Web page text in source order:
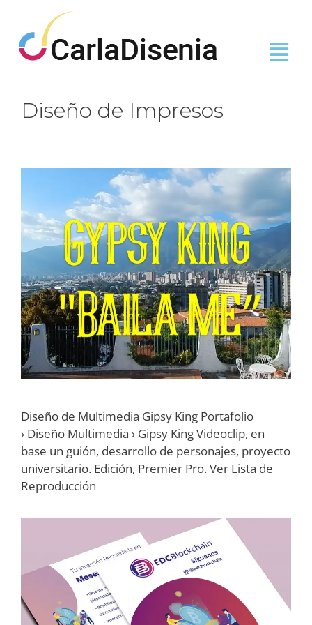
Diseño de Impresos
Diseño de Multimedia Gipsy King Portafolio
› Diseño Multimedia › Gipsy King Videoclip, en
base un guión, desarrollo de personajes, proyecto
universitario. Edición, Premier Pro. Ver Lista de
Reproducción